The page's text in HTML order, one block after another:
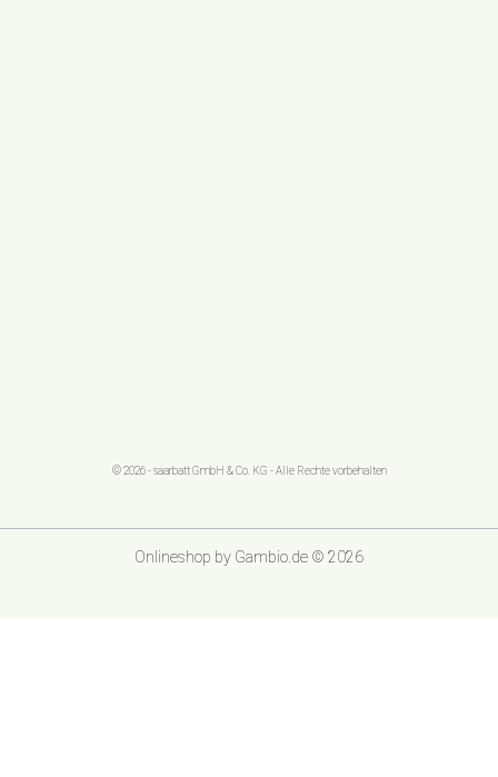
© 2026 - saarbatt GmbH & Co. KG - Alle Rechte vorbehalten
Onlineshop by Gambio.de © 2026